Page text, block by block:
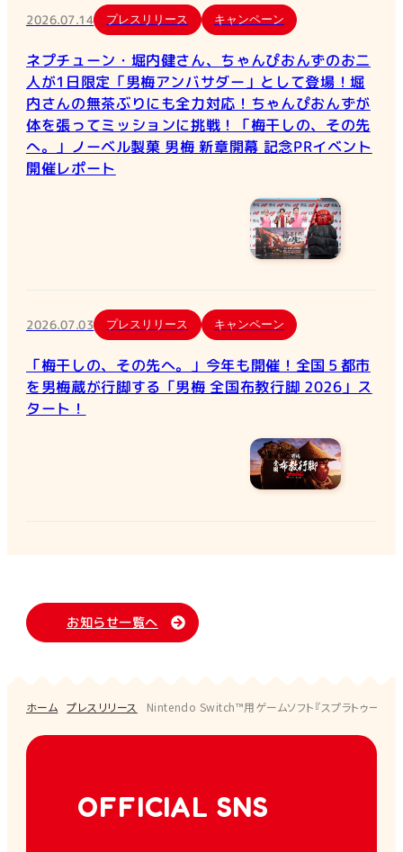
2026.07.14 プレスリリース キャンペーン
ネプチューン・堀内健さん、ちゃんぴおんずのお二
人が1日限定「男梅アンバサダー」として登場！堀
内さんの無茶ぶりにも全力対応！ちゃんぴおんずが
体を張ってミッションに挑戦！「梅干しの、その先
へ。」ノーベル製菓 男梅 新章開幕 記念PRイベント
開催レポート
2026.07.03 プレスリリース キャンペーン
「梅干しの、その先へ。」今年も開催！全国５都市
を男梅蔵が行脚する「男梅 全国布教行脚 2026」ス
タート！
お知らせ一覧へ
ホーム プレスリリース Nintendo Switch™用ゲームソフト『スプラトゥーン3』
OFFICIAL SNS